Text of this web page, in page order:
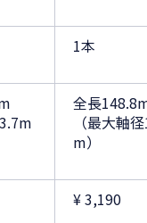
1本
全長
（最大軸
m）
¥ 3,190